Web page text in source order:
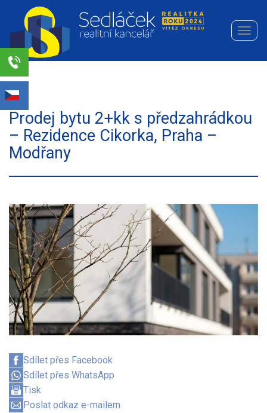
Realitní
kancelář
Sedláček
s.r.o.
Prodej bytu 2+kk s předzahrádkou
– Rezidence Cikorka, Praha –
Modřany
Sdílet přes Facebook
Sdílet přes WhatsApp
Tisk
Poslat odkaz e-mailem